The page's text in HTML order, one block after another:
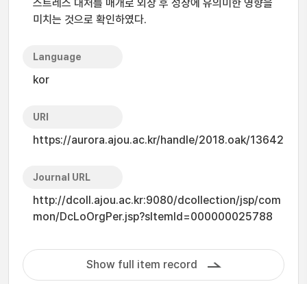
스트레스 대처를 매개로 외상 후 성장에 유의미한 영향을
미치는 것으로 확인하였다.
Language
kor
URI
https://aurora.ajou.ac.kr/handle/2018.oak/13642
Journal URL
http://dcoll.ajou.ac.kr:9080/dcollection/jsp/com
mon/DcLoOrgPer.jsp?sItemId=000000025788
Show full item record